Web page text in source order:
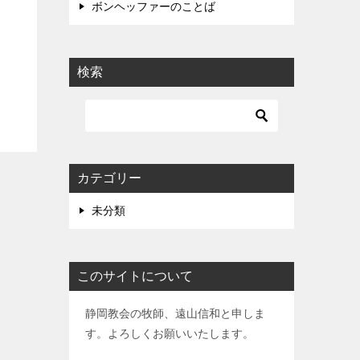
ボンヘッファーのことば
検索
カテゴリー
未分類
このサイトについて
静岡教会の牧師、遠山信和と申しま
す。よろしくお願いいたします。